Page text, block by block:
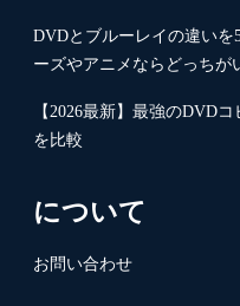
DVDとブルーレイの違いを
ーズやアニメならどっちが
【2026最新】最強のDVD
を比較
について
お問い合わせ